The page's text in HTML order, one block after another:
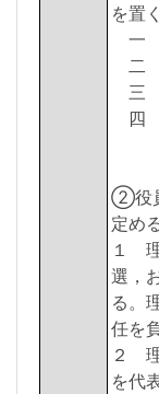
を置
一
二
三
四
地
②役
定め
１
選，
る。
任を
２
を代